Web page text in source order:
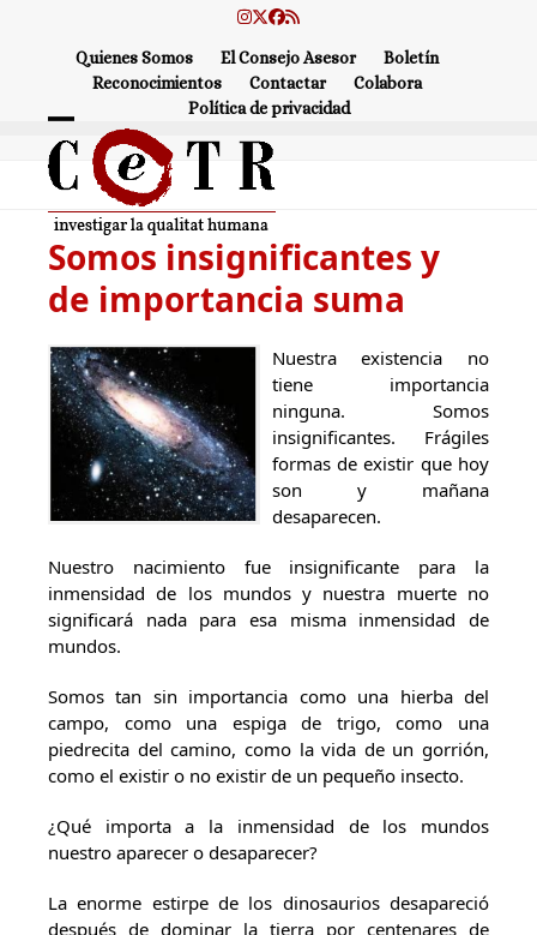
Instagram
Twitter
Facebook
RSS
Quienes Somos El Consejo Asesor
Boletín
Reconocimientos
Contactar
Colabora
Política de privacidad
Open
mobile
menu
Close
mobile
menu
Somos insignificantes y
de importancia suma
Nuestra existencia no
tiene importancia
ninguna. Somos
insignificantes. Frágiles
formas de existir que hoy
son y mañana
desaparecen.
Nuestro nacimiento fue insignificante para la
inmensidad de los mundos y nuestra muerte no
significará nada para esa misma inmensidad de
mundos.
Somos tan sin importancia como una hierba del
campo, como una espiga de trigo, como una
piedrecita del camino, como la vida de un gorrión,
como el existir o no existir de un pequeño insecto.
¿Qué importa a la inmensidad de los mundos
nuestro aparecer o desaparecer?
La enorme estirpe de los dinosaurios desapareció
después de dominar la tierra por centenares de